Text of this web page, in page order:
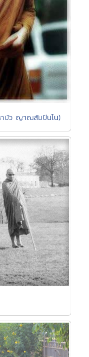
าบัว ญาณสัมปันโน)